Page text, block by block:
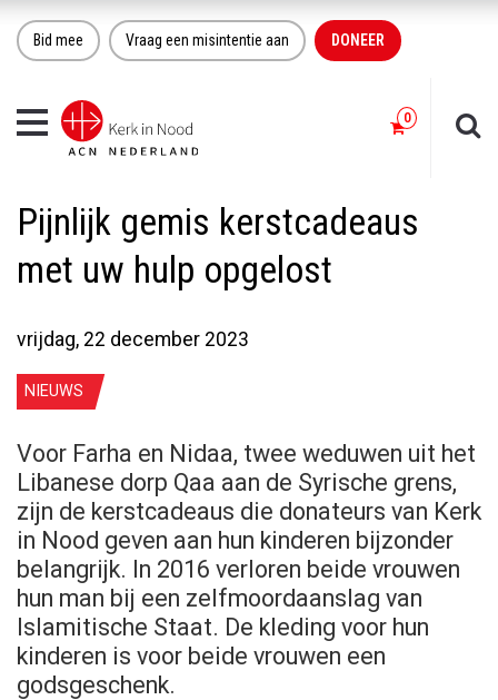
Bid mee Vraag een misintentie aan DONEER
Toggle
navigation
Pijnlijk gemis kerstcadeaus
met uw hulp opgelost
vrijdag, 22 december 2023
NIEUWS
Voor Farha en Nidaa, twee weduwen uit het
Libanese dorp Qaa aan de Syrische grens,
zijn de kerstcadeaus die donateurs van Kerk
in Nood geven aan hun kinderen bijzonder
belangrijk. In 2016 verloren beide vrouwen
hun man bij een zelfmoordaanslag van
Islamitische Staat. De kleding voor hun
kinderen is voor beide vrouwen een
godsgeschenk.